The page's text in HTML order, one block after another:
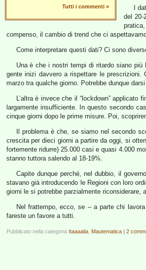
Tutti i commenti »
I
del 20-
compenso, il cambio di trend che ci
Come interpretare questi dati? Ci sono
Una è che i nostri tempi di ritardo siano
gente inizi davvero a rispettare le prescrizioni.
marzo tra qualche giorno. Potrebbe dunque
L’altra è invece che il “lockdown”
largamente insufficiente. In questo secondo
cinque giorni dopo le prime misure. Poi,
Il problema è che, se siamo nel secondo
crescita per dieci giorni a partire da oggi, si
fortemente ridurre) 25.000 casi e quasi 4.000
stanno tuttora salendo al 18-19%.
Capite dunque perché, nel dubbio, il
stavano già introducendo le Regioni con loro
giorni le si potrebbe parzialmente riconsiderare,
Nel frattempo, ecco, se – a parte chi
fareste un favore a tutti.
Pubblicato nella categoria Itaaaalia Mautematica | 2